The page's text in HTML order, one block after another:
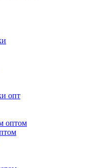
опт
оптом